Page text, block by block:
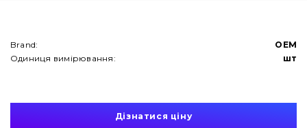
Brand:
OEM
Одиниця вимірювання:
шт
Дізнатися ціну